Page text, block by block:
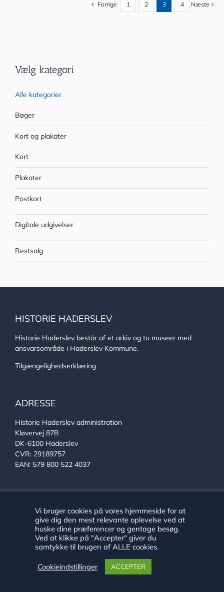
Forrige 1 2 3 4 Næste
Vælg kategori
Alle kategorier
Bøger
Kort og plakater
Kort
Plakater
Postkort
Digitale udgivelser
Restsalg
HISTORIE HADERSLEV
Historie Haderslev består af et arkiv og to museer med
ansvarsområde i Haderslev Kommune.
Tilgængelighedserklæring
ADRESSE
Historie Haderslev administration
Kløvervej 87B
DK-6100 Haderslev
CVR: 29189757
EAN: 579 800 522 4037
Se alle vores medarbejdere
Telefon:+45 24 89 79 29
E-mail:arkiv@haderslev.dk
Find os på Facebook
Find os på Instagram
Vi bruger cookies på vores hjemmeside for at
give dig den mest relevante oplevelse ved at
huske dine præferencer og gentage besøg.
Ved at klikke på "Accepter" giver du
samtykke til brugen af ALLE cookies.
Cookieindstillinger ACCEPTER